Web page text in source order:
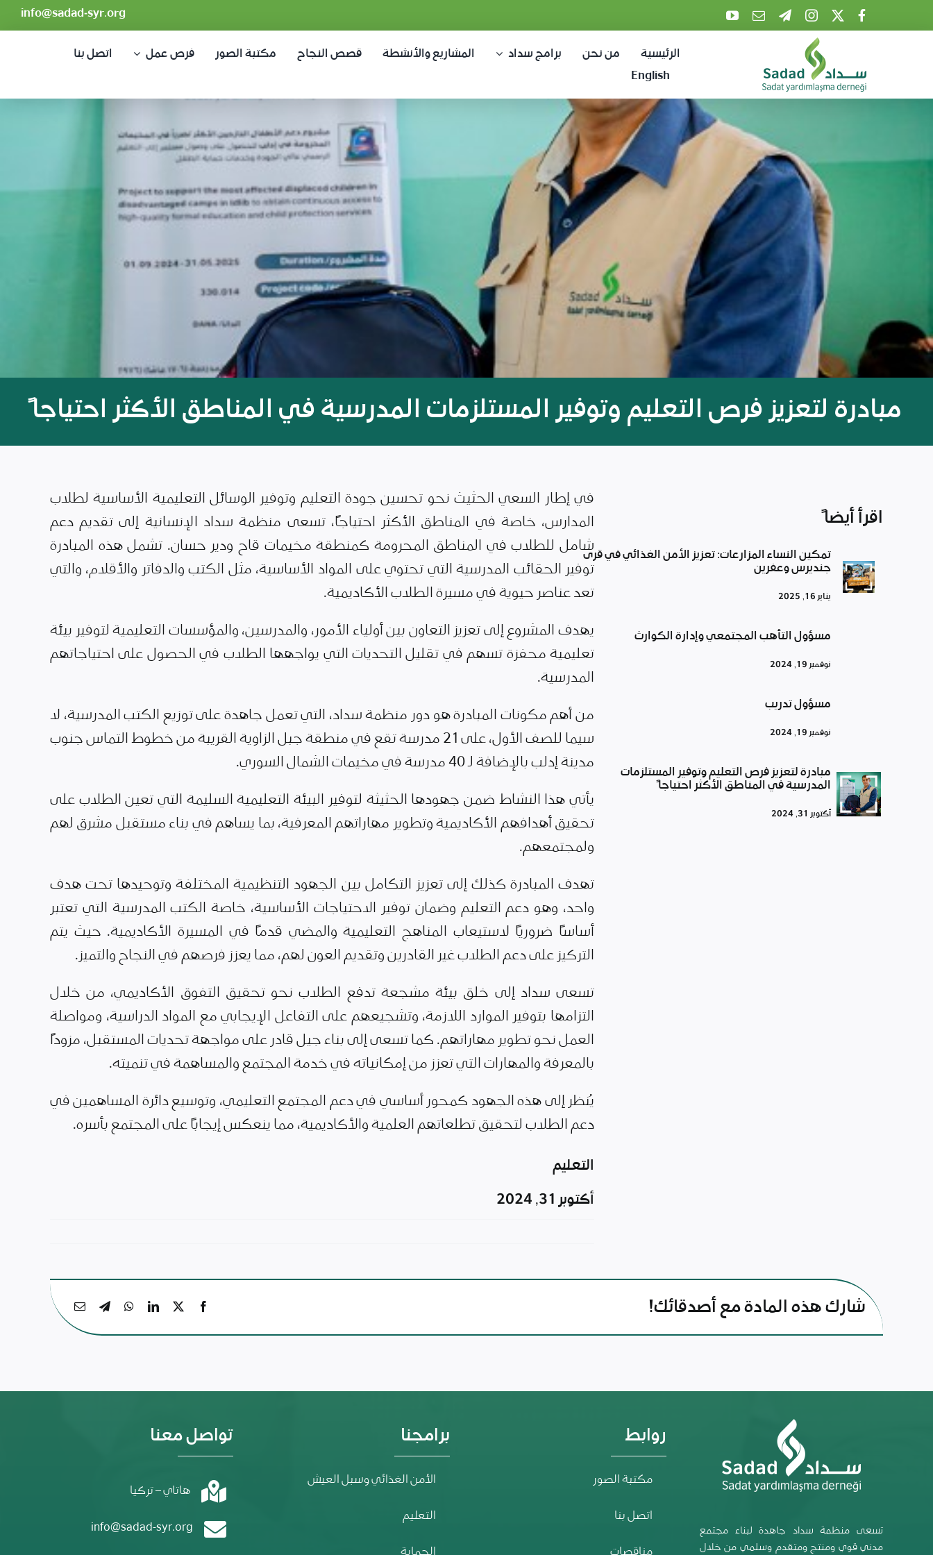
to
info@sadad-syr.org
الرئيسية من نحن برامج سداد المشاريع والأنشطة قصص النجاح مكتبة الصور فرص عمل
اتصل بنا
English
مبادرة لتعزيز فرص التعليم وتوفير المستلزمات المدرسية في المناطق الأكثر احتياجاً
اقرأ أيضاً
تمكين النساء المزارعات: تعزيز الأمن الغذائي في قرى
جنديرس وعفرين
يناير 16, 2025
مسؤول التأهب المجتمعي وإدارة الكوارث
نوفمبر 19, 2024
مسؤول تدريب
نوفمبر 19, 2024
مبادرة لتعزيز فرص التعليم وتوفير المستلزمات
المدرسية في المناطق الأكثر احتياجاً
أكتوبر 31, 2024
في إطار السعي الحثيث نحو تحسين جودة التعليم وتوفير الوسائل التعليمية الأساسية لطلاب
المدارس، خاصة في المناطق الأكثر احتياجًا، تسعى منظمة سداد الإنسانية إلى تقديم دعم
شامل للطلاب في المناطق المحرومة كمنطقة مخيمات قاح ودير حسان. تشمل هذه المبادرة
توفير الحقائب المدرسية التي تحتوي على المواد الأساسية، مثل الكتب والدفاتر والأقلام، والتي
تعد عناصر حيوية في مسيرة الطلاب الأكاديمية.
يهدف المشروع إلى تعزيز التعاون بين أولياء الأمور، والمدرسين، والمؤسسات التعليمية لتوفير بيئة
تعليمية محفزة تسهم في تقليل التحديات التي يواجهها الطلاب في الحصول على احتياجاتهم
المدرسية.
من أهم مكونات المبادرة هو دور منظمة سداد، التي تعمل جاهدة على توزيع الكتب المدرسية، لا
سيما للصف الأول، على 21 مدرسة تقع في منطقة جبل الزاوية القريبة من خطوط التماس جنوب
مدينة إدلب بالإضافة لـ 40 مدرسة في مخيمات الشمال السوري.
يأتي هذا النشاط ضمن جهودها الحثيثة لتوفير البيئة التعليمية السليمة التي تعين الطلاب على
تحقيق أهدافهم الأكاديمية وتطوير مهاراتهم المعرفية، بما يساهم في بناء مستقبل مشرق لهم
ولمجتمعهم.
تهدف المبادرة كذلك إلى تعزيز التكامل بين الجهود التنظيمية المختلفة وتوحيدها تحت هدف
واحد، وهو دعم التعليم وضمان توفير الاحتياجات الأساسية، خاصة الكتب المدرسية التي تعتبر
أساسًا ضروريًا لاستيعاب المناهج التعليمية والمضي قدمًا في المسيرة الأكاديمية. حيث يتم
التركيز على دعم الطلاب غير القادرين وتقديم العون لهم، مما يعزز فرصهم في النجاح والتميز.
تسعى سداد إلى خلق بيئة مشجعة تدفع الطلاب نحو تحقيق التفوق الأكاديمي، من خلال
التزامها بتوفير الموارد اللازمة، وتشجيعهم على التفاعل الإيجابي مع المواد الدراسية، ومواصلة
العمل نحو تطوير مهاراتهم. كما تسعى إلى بناء جيل قادر على مواجهة تحديات المستقبل، مزودًا
بالمعرفة والمهارات التي تعزز من إمكانياته في خدمة المجتمع والمساهمة في تنميته.
يُنظر إلى هذه الجهود كمحور أساسي في دعم المجتمع التعليمي، وتوسيع دائرة المساهمين في
دعم الطلاب لتحقيق تطلعاتهم العلمية والأكاديمية، مما ينعكس إيجابًا على المجتمع بأسره.
التعليم
أكتوبر 31, 2024
شارك هذه المادة مع أصدقائك!
تسعى منظمة سداد جاهدة لبناء مجتمع
مدني قوي ومنتج ومتقدم وسلمي من خلال
روابط
مكتبة الصور
اتصل بنا
مناقصات
برامجنا
الأمن الغذائي وسبل العيش
التعليم
الحماية
تواصل معنا
هاتاي – تركيا
info@sadad-syr.org